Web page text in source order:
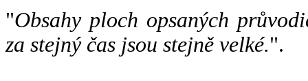
"Obsahy ploch opsaných
za stejný čas jsou stejně velké.".